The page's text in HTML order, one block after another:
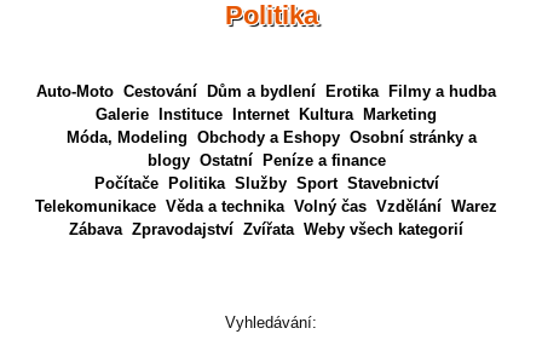
Politika
Auto-Moto Cestování Dům a bydlení Erotika
Filmy a hudba
Galerie
Instituce Internet Kultura
Marketing
Móda, Modeling Obchody a Eshopy Osobní stránky a
blogy Ostatní
Peníze a finance
Počítače
Politika Služby Sport Stavebnictví
Telekomunikace Věda a technika Volný čas Vzdělání Warez
Zábava Zpravodajství Zvířata Weby všech kategorií
Vyhledávání: